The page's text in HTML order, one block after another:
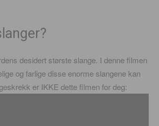
desidert største slange. I denne filmen
og farlige disse enorme slangene kan
er IKKE dette filmen for deg: